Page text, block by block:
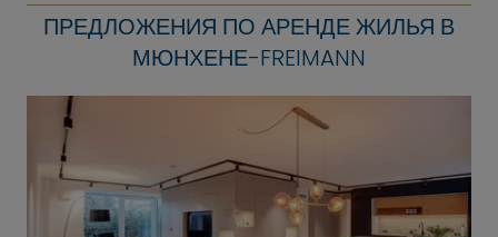
ПРЕДЛОЖЕНИЯ ПО АРЕНДЕ ЖИЛЬЯ В
МЮНХЕНЕ-FREIMANN